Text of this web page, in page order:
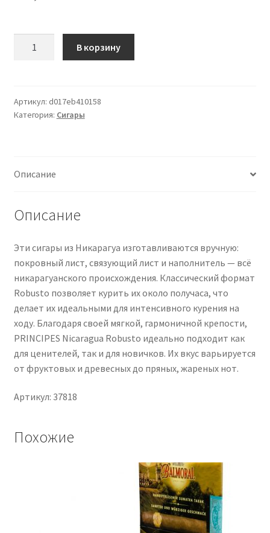
Robusto
25
В корзину
Артикул: d017eb410158
Категория: Сигары
Описание
Описание
Эти сигары из Никарагуа изготавливаются вручную:
покровный лист, связующий лист и наполнитель — всё
никарагуанского происхождения. Классический формат
Robusto позволяет курить их около получаса, что
делает их идеальными для интенсивного курения на
ходу. Благодаря своей мягкой, гармоничной крепости,
PRINCIPES Nicaragua Robusto идеально подходит как
для ценителей, так и для новичков. Их вкус варьируется
от фруктовых и древесных до пряных, жареных нот.
Артикул: 37818
Похожие